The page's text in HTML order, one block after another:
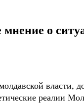
мнение о
власти,
реалии